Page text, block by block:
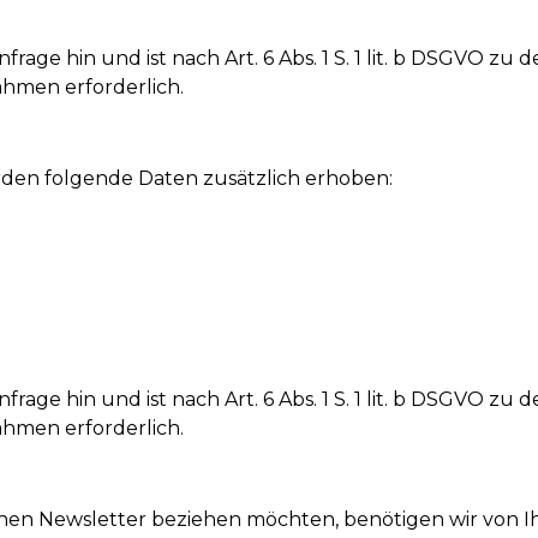
hin und ist nach Art. 6 Abs. 1 S. 1 lit. b DSGVO
erforderlich.
folgende Daten zusätzlich erhoben:
hin und ist nach Art. 6 Abs. 1 S. 1 lit. b DSGVO
erforderlich.
Newsletter beziehen möchten, benötigen wir von